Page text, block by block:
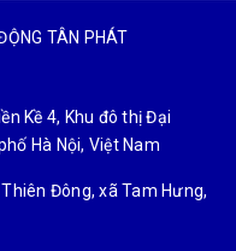
TÂN PHÁT
Kề 4, Khu đô thị Đại
Hà Nội, Việt Nam
Đông, xã Tam Hưng,